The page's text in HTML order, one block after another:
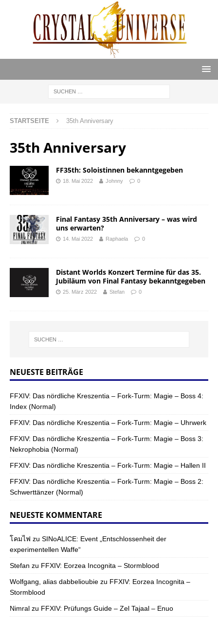
STARTSEITE 35th Anniversary
35th Anniversary
FF35th: Soloistinnen bekanntgegeben
18. Mai 2022 Johnny 0
Final Fantasy 35th Anniversary – was wird
uns erwarten?
14. Mai 2022 Raphaela 0
Distant Worlds Konzert Termine für das 35.
Jubiläum von Final Fantasy bekanntgegeben
25. März 2022 Stefan 0
NEUESTE BEITRÄGE
FFXIV: Das nördliche Kreszentia – Fork-Turm: Magie – Boss 4:
Index (Normal)
FFXIV: Das nördliche Kreszentia – Fork-Turm: Magie – Uhrwerk
FFXIV: Das nördliche Kreszentia – Fork-Turm: Magie – Boss 3:
Nekrophobia (Normal)
FFXIV: Das nördliche Kreszentia – Fork-Turm: Magie – Hallen II
FFXIV: Das nördliche Kreszentia – Fork-Turm: Magie – Boss 2:
Schwerttänzer (Normal)
NEUESTE KOMMENTARE
โคมไฟ zu SINoALICE: Event „Entschlossenheit der
experimentellen Waffe“
Stefan zu FFXIV: Eorzea Incognita – Stormblood
Wolfgang, alias dabbelioubie zu FFXIV: Eorzea Incognita –
Stormblood
Nimral zu FFXIV: Prüfungs Guide – Zel Tajaal – Enuo